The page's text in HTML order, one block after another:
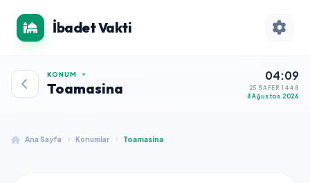
İbadet Vakti
KONUM
Toamasina
04:09
25 SAFER 1448
8 Ağustos 2026
Ana Sayfa Konumlar Toamasina